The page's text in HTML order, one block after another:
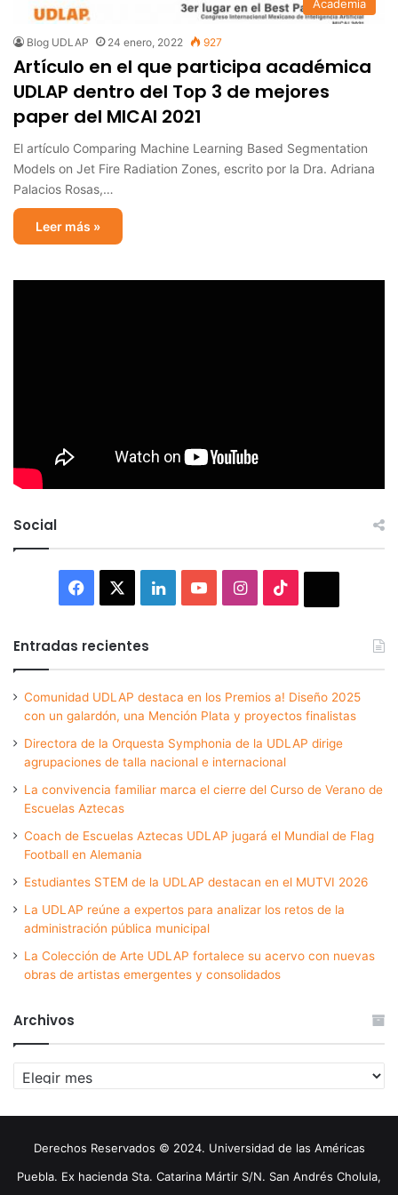
Academia
Blog UDLAP 24 enero, 2022 927
Artículo en el que participa académica
UDLAP dentro del Top 3 de mejores
paper del MICAI 2021
El artículo Comparing Machine Learning Based Segmentation
Models on Jet Fire Radiation Zones, escrito por la Dra. Adriana
Palacios Rosas,…
Leer más »
Social
Facebook LinkedInYouTubeInstagram
Entradas recientes
Comunidad UDLAP destaca en los Premios a! Diseño 2025
con un galardón, una Mención Plata y proyectos finalistas
Directora de la Orquesta Symphonia de la UDLAP dirige
agrupaciones de talla nacional e internacional
La convivencia familiar marca el cierre del Curso de Verano de
Escuelas Aztecas
Coach de Escuelas Aztecas UDLAP jugará el Mundial de Flag
Football en Alemania
Estudiantes STEM de la UDLAP destacan en el MUTVI 2026
La UDLAP reúne a expertos para analizar los retos de la
administración pública municipal
La Colección de Arte UDLAP fortalece su acervo con nuevas
obras de artistas emergentes y consolidados
Archivos
Archivos
Derechos Reservados © 2024. Universidad de las Américas
Puebla. Ex hacienda Sta. Catarina Mártir S/N. San Andrés Cholula,